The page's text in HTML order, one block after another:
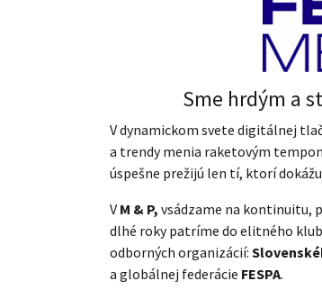
Sme hrdým a
V dynamickom svete digitálnej
a trendy menia raketovým
úspešne prežijú len tí, ktorí
V M & P, vsádzame na kontinuitu,
dlhé roky patríme do elitného
odborných organizácií:
a globálnej federácie FESPA.